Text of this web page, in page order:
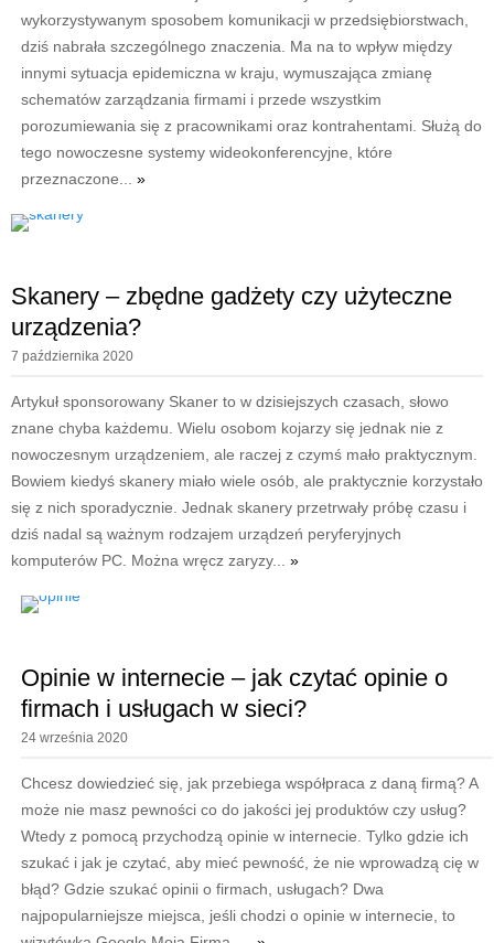
wykorzystywanym sposobem komunikacji w przedsiębiorstwach,
dziś nabrała szczególnego znaczenia. Ma na to wpływ między
innymi sytuacja epidemiczna w kraju, wymuszająca zmianę
schematów zarządzania firmami i przede wszystkim
porozumiewania się z pracownikami oraz kontrahentami. Służą do
tego nowoczesne systemy wideokonferencyjne, które
przeznaczone... »
Skanery – zbędne gadżety czy użyteczne
urządzenia?
7 października 2020
Artykuł sponsorowany Skaner to w dzisiejszych czasach, słowo
znane chyba każdemu. Wielu osobom kojarzy się jednak nie z
nowoczesnym urządzeniem, ale raczej z czymś mało praktycznym.
Bowiem kiedyś skanery miało wiele osób, ale praktycznie korzystało
się z nich sporadycznie. Jednak skanery przetrwały próbę czasu i
dziś nadal są ważnym rodzajem urządzeń peryferyjnych
komputerów PC. Można wręcz zaryzy... »
Opinie w internecie – jak czytać opinie o
firmach i usługach w sieci?
24 września 2020
Chcesz dowiedzieć się, jak przebiega współpraca z daną firmą? A
może nie masz pewności co do jakości jej produktów czy usług?
Wtedy z pomocą przychodzą opinie w internecie. Tylko gdzie ich
szukać i jak je czytać, aby mieć pewność, że nie wprowadzą cię w
błąd? Gdzie szukać opinii o firmach, usługach? Dwa
najpopularniejsze miejsca, jeśli chodzi o opinie w internecie, to